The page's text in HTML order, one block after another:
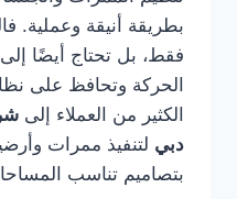
بطريقة أنيقة وعملية.
فقط، بل تحتاج أيضًا
الحركة وتحافظ على
الكثير من العملاء إلى
دبي لتنفيذ ممرات
بتصاميم تناسب